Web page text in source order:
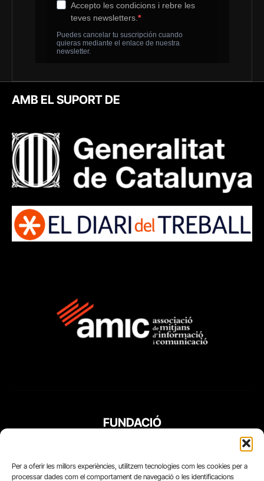
Per a oferir les millors experiències, utilitzem tecnologies com les cookies per a
processar dades com el comportament de navegació o les identificacions
AMB EL SUPORT DE
FUNDACIÓ